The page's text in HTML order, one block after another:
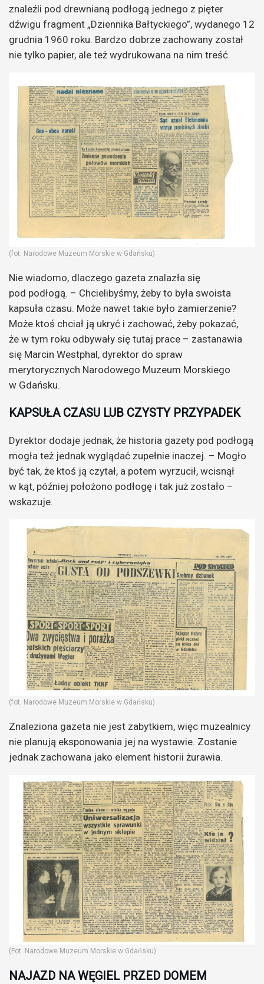
znaleźli pod drewnianą podłogą jednego z pięter
dźwigu fragment „Dziennika Bałtyckiego”, wydanego 12
grudnia 1960 roku. Bardzo dobrze zachowany został
nie tylko papier, ale też wydrukowana na nim treść.
(fot. Narodowe Muzeum Morskie w Gdańsku)
Nie wiadomo, dlaczego gazeta znalazła się
pod podłogą. – Chcielibyśmy, żeby to była swoista
kapsuła czasu. Może nawet takie było zamierzenie?
Może ktoś chciał ją ukryć i zachować, żeby pokazać,
że w tym roku odbywały się tutaj prace – zastanawia
się Marcin Westphal, dyrektor do spraw
merytorycznych Narodowego Muzeum Morskiego
w Gdańsku.
KAPSUŁA CZASU LUB CZYSTY PRZYPADEK
Dyrektor dodaje jednak, że historia gazety pod podłogą
mogła też jednak wyglądać zupełnie inaczej. – Mogło
być tak, że ktoś ją czytał, a potem wyrzucił, wcisnął
w kąt, później położono podłogę i tak już zostało –
wskazuje.
(fot. Narodowe Muzeum Morskie w Gdańsku)
Znaleziona gazeta nie jest zabytkiem, więc muzealnicy
nie planują eksponowania jej na wystawie. Zostanie
jednak zachowana jako element historii żurawia.
(Fot. Narodowe Muzeum Morskie w Gdańsku)
NAJAZD NA WĘGIEL PRZED DOMEM